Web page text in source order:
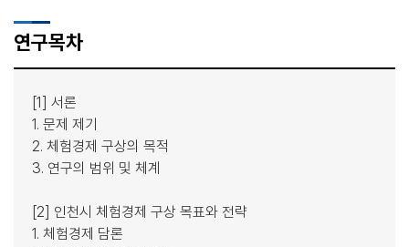
연구목차
[1] 서론
1. 문제 제기
2. 체험경제 구상의 목적
3. 연구의 범위 및 체계
[2] 인천시 체험경제 구상 목표와 전략
1. 체험경제 담론